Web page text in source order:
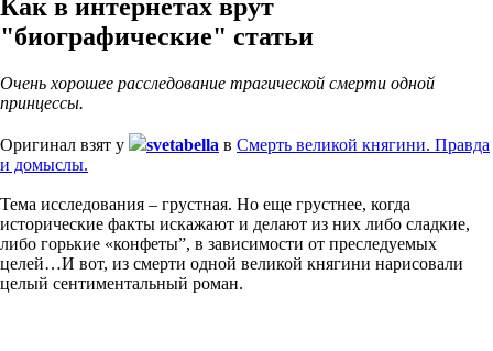
Как в интернетах врут
"биографические" статьи
Очень хорошее расследование трагической смерти одной
принцессы.
Оригинал взят у svetabella в Смерть великой княгини. Правда
и домыслы.
Тема исследования – грустная. Но еще грустнее, когда
исторические факты искажают и делают из них либо сладкие,
либо горькие «конфеты”, в зависимости от преследуемых
целей…И вот, из смерти одной великой княгини нарисовали
целый сентиментальный роман.